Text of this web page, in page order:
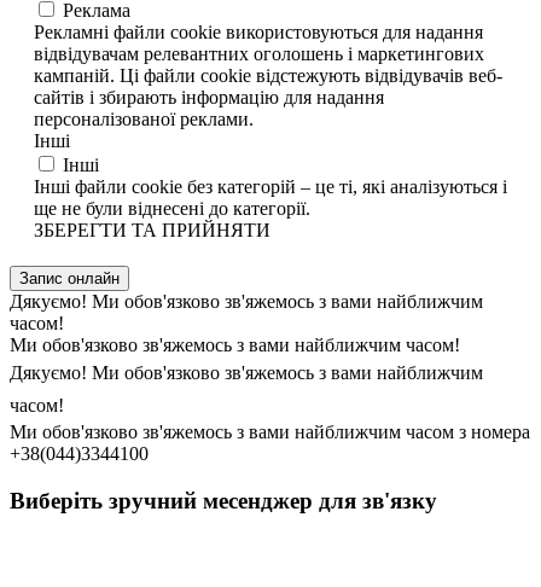
Реклама
Рекламні файли cookie використовуються для надання
відвідувачам релевантних оголошень і маркетингових
кампаній. Ці файли cookie відстежують відвідувачів веб-
сайтів і збирають інформацію для надання
персоналізованої реклами.
Інші
Інші
Інші файли cookie без категорій – це ті, які аналізуються і
ще не були віднесені до категорії.
ЗБЕРЕГТИ ТА ПРИЙНЯТИ
Запис онлайн
Дякуємо! Ми обов'язково зв'яжемось з вами найближчим
часом!
Ми обов'язково зв'яжемось з вами найближчим часом!
Дякуємо! Ми обов'язково зв'яжемось з вами найближчим
часом!
Ми обов'язково зв'яжемось з вами найближчим часом з номера
+38(044)3344100
Виберіть зручний месенджер для зв'язку